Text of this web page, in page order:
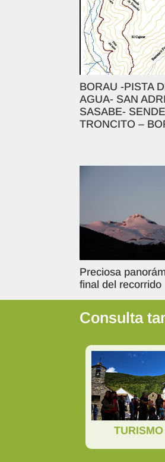
BORAU -PISTA
AGUA- SAN
SASABE-
TRONCITO –
Preciosa
final del recorrido
Consulta